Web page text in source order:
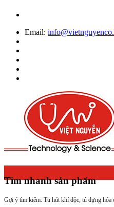
Email:
Tìm nhanh sản phẩm
Gợi ý tìm kiếm: Tủ hút khí độc, tủ đựng hóa